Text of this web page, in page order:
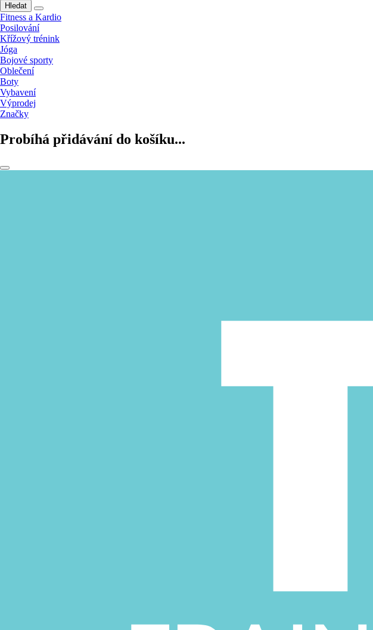
Hledat
Fitness a Kardio
Posilování
Křížový trénink
Jóga
Bojové sporty
Oblečení
Boty
Vybavení
Výprodej
Značky
Probíhá přidávání do košíku...